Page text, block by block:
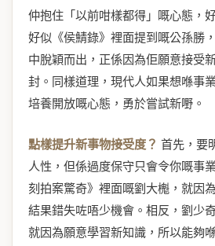
仲抱住「以前咁樣都得」嘅心態，
好似《侯鯖錄》裡面提到嘅公孫勝
中脫穎而出，正係因為佢願意接受
封。同樣道理，現代人如果想喺事
培養開放嘅心態，勇於嘗試新嘢。
點樣提升新事物接受度？ 首先，要
人性，但係過度保守只會令你嘅事
刻拍案驚奇》裡面嘅劉大櫆，就因
結果錯失咗唔少機會。相反，劉少
就因為願意學習新知識，所以能夠